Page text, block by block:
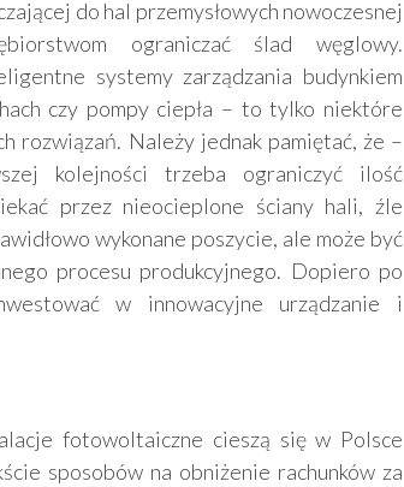
do hal przemysłowych nowoczesnej
ograniczać ślad węglowy.
systemy zarządzania budynkiem
czy pompy ciepła – to tylko niektóre
rozwiązań. Należy jednak pamiętać, że –
kolejności trzeba ograniczyć ilość
przez nieocieplone ściany hali, źle
wykonane poszycie, ale może być
procesu produkcyjnego. Dopiero po
w innowacyjne urządzanie i
fotowoltaiczne cieszą się w Polsce
sposobów na obniżenie rachunków za